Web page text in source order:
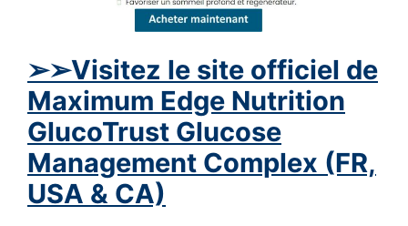
➢➢Visitez le site officiel de
Maximum Edge Nutrition
GlucoTrust Glucose
Management Complex (FR,
USA & CA)